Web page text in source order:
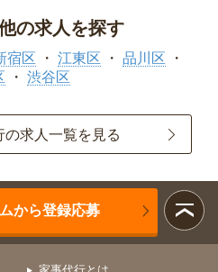
の求人を探す
宿区 江東区
品川区
渋谷区
求人一覧を見る
から登録応募